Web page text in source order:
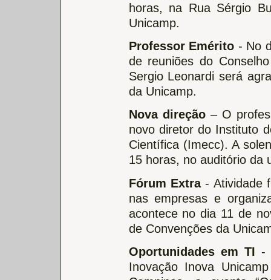
horas, na Rua Sérgio
Unicamp.
Professor Emérito - No
de reuniões do
Sergio Leonardi será
da Unicamp.
Nova direção– O
novo diretor do Instituto
Científica (Imecc). A
15 horas, no auditório da
Fórum Extra- Atividade
nas empresas e
acontece no dia 11 de
de Convenções da
Oportunidades em TI-
Inovação Inova